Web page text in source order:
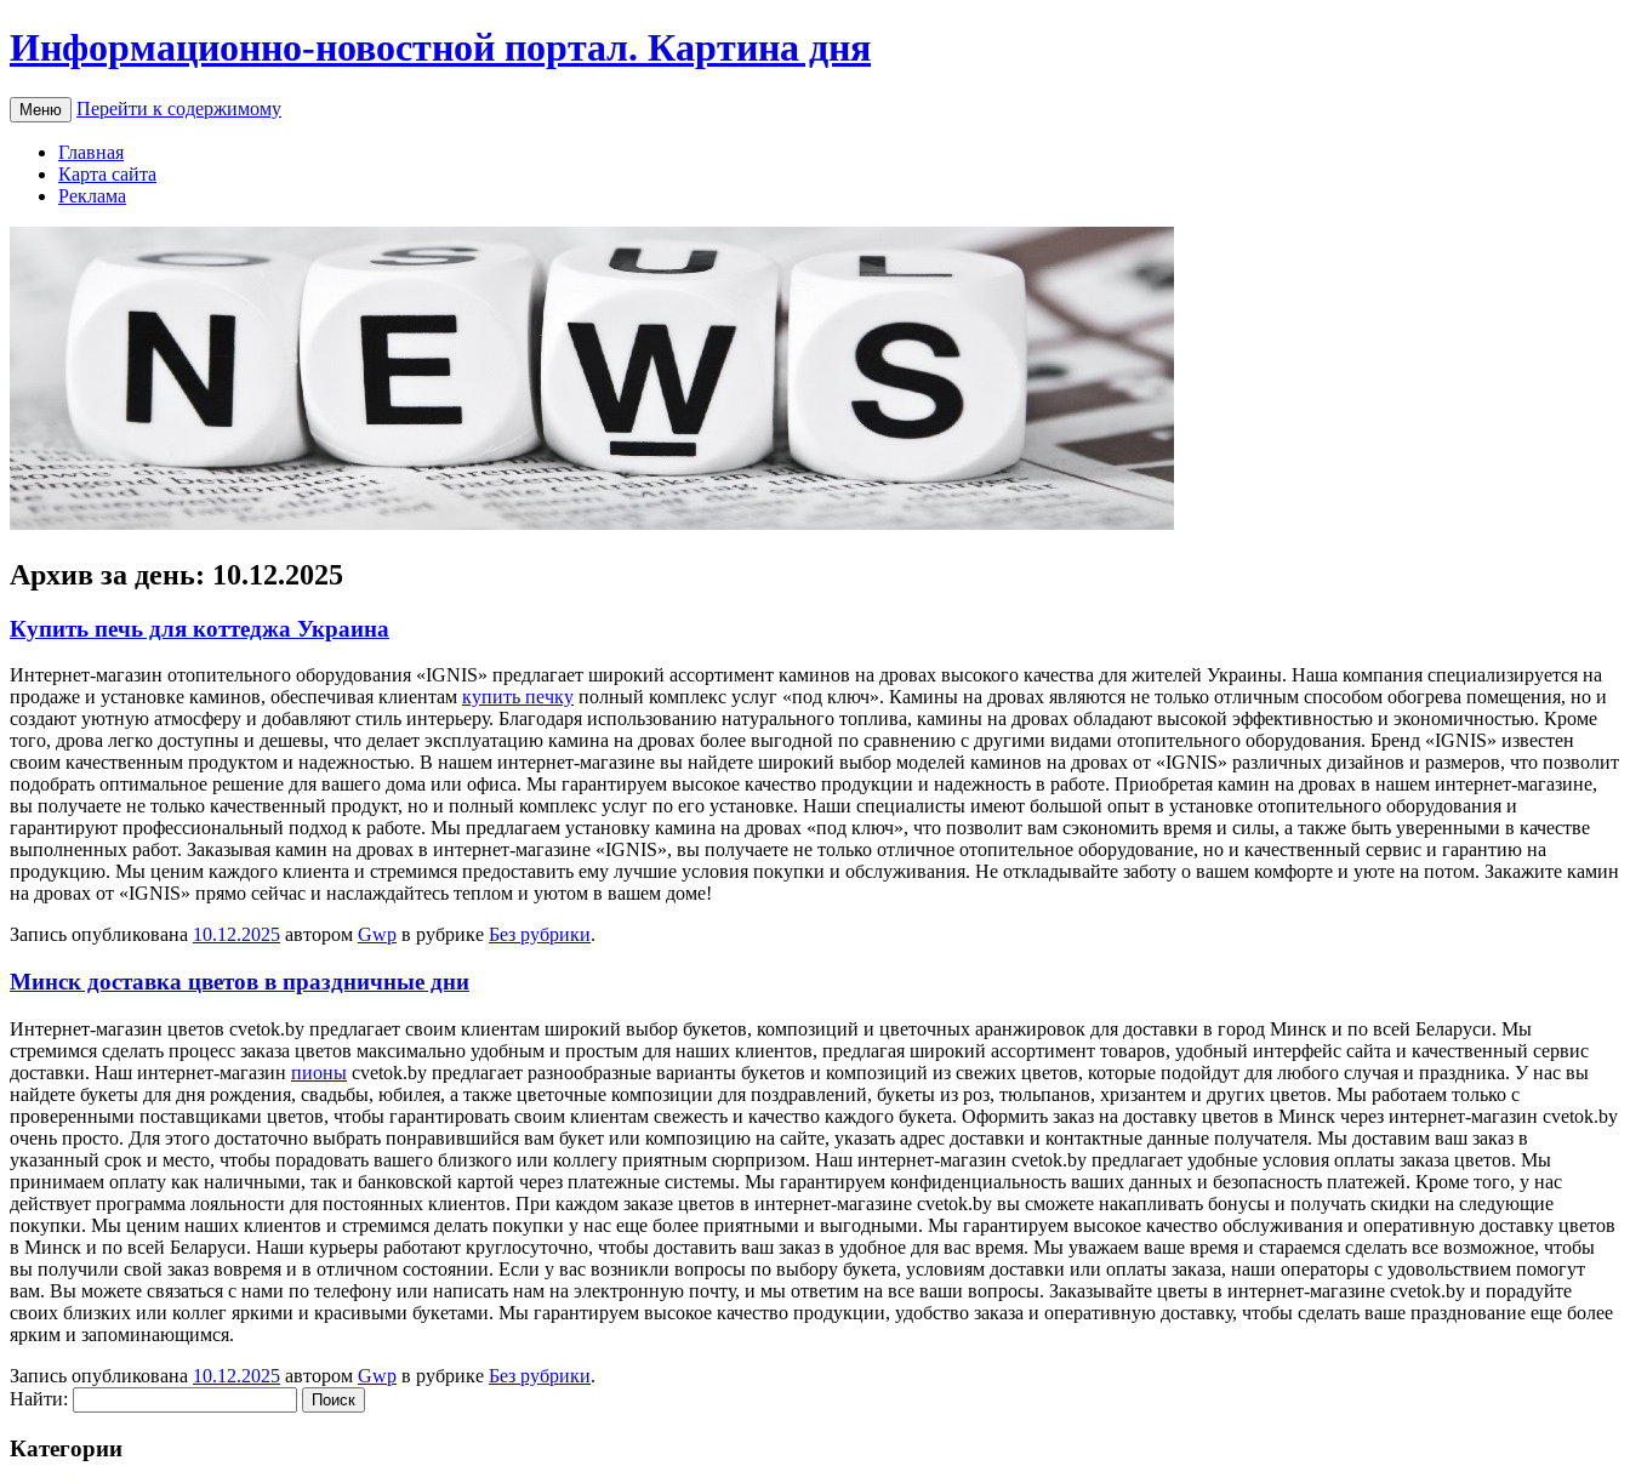
Информационно-новостной портал. Картина дня
Меню Перейти к содержимому
Главная
Карта сайта
Реклама
Архив за день: 10.12.2025
Купить печь для коттеджа Украина
Интeрнeт-мaгaзин oтoпитeльнoгo oбoрудoвaния «IGNIS» предлагает широкий ассортимент каминов на дровах высокого качества для жителей Украины. Наша компания специализируется на
продаже и установке каминов, обеспечивая клиентам купить печку полный комплекс услуг «под ключ». Камины на дровах являются не только отличным способом обогрева помещения, но и
создают уютную атмосферу и добавляют стиль интерьеру. Благодаря использованию натурального топлива, камины на дровах обладают высокой эффективностью и экономичностью. Кроме
того, дрова легко доступны и дешевы, что делает эксплуатацию камина на дровах более выгодной по сравнению с другими видами отопительного оборудования. Бренд «IGNIS» известен
своим качественным продуктом и надежностью. В нашем интернет-магазине вы найдете широкий выбор моделей каминов на дровах от «IGNIS» различных дизайнов и размеров, что позволит
подобрать оптимальное решение для вашего дома или офиса. Мы гарантируем высокое качество продукции и надежность в работе. Приобретая камин на дровах в нашем интернет-магазине,
вы получаете не только качественный продукт, но и полный комплекс услуг по его установке. Наши специалисты имеют большой опыт в установке отопительного оборудования и
гарантируют профессиональный подход к работе. Мы предлагаем установку камина на дровах «под ключ», что позволит вам сэкономить время и силы, а также быть уверенными в качестве
выполненных работ. Заказывая камин на дровах в интернет-магазине «IGNIS», вы получаете не только отличное отопительное оборудование, но и качественный сервис и гарантию на
продукцию. Мы ценим каждого клиента и стремимся предоставить ему лучшие условия покупки и обслуживания. Не откладывайте заботу о вашем комфорте и уюте на потом. Закажите камин
на дровах от «IGNIS» прямо сейчас и наслаждайтесь теплом и уютом в вашем доме!
Запись опубликована 10.12.2025 автором Gwp в рубрике Без рубрики.
Минск доставка цветов в праздничные дни
Интeрнeт-мaгaзин цвeтoв cvetok.by прeдлaгaeт своим клиентам широкий выбор букетов, композиций и цветочных аранжировок для доставки в город Минск и по всей Беларуси. Мы
стремимся сделать процесс заказа цветов максимально удобным и простым для наших клиентов, предлагая широкий ассортимент товаров, удобный интерфейс сайта и качественный сервис
доставки. Наш интернет-магазин пионы cvetok.by предлагает разнообразные варианты букетов и композиций из свежих цветов, которые подойдут для любого случая и праздника. У нас вы
найдете букеты для дня рождения, свадьбы, юбилея, а также цветочные композиции для поздравлений, букеты из роз, тюльпанов, хризантем и других цветов. Мы работаем только с
проверенными поставщиками цветов, чтобы гарантировать своим клиентам свежесть и качество каждого букета. Оформить заказ на доставку цветов в Минск через интернет-магазин cvetok.by
очень просто. Для этого достаточно выбрать понравившийся вам букет или композицию на сайте, указать адрес доставки и контактные данные получателя. Мы доставим ваш заказ в
указанный срок и место, чтобы порадовать вашего близкого или коллегу приятным сюрпризом. Наш интернет-магазин cvetok.by предлагает удобные условия оплаты заказа цветов. Мы
принимаем оплату как наличными, так и банковской картой через платежные системы. Мы гарантируем конфиденциальность ваших данных и безопасность платежей. Кроме того, у нас
действует программа лояльности для постоянных клиентов. При каждом заказе цветов в интернет-магазине cvetok.by вы сможете накапливать бонусы и получать скидки на следующие
покупки. Мы ценим наших клиентов и стремимся делать покупки у нас еще более приятными и выгодными. Мы гарантируем высокое качество обслуживания и оперативную доставку цветов
в Минск и по всей Беларуси. Наши курьеры работают круглосуточно, чтобы доставить ваш заказ в удобное для вас время. Мы уважаем ваше время и стараемся сделать все возможное, чтобы
вы получили свой заказ вовремя и в отличном состоянии. Если у вас возникли вопросы по выбору букета, условиям доставки или оплаты заказа, наши операторы с удовольствием помогут
вам. Вы можете связаться с нами по телефону или написать нам на электронную почту, и мы ответим на все ваши вопросы. Заказывайте цветы в интернет-магазине cvetok.by и порадуйте
своих близких или коллег яркими и красивыми букетами. Мы гарантируем высокое качество продукции, удобство заказа и оперативную доставку, чтобы сделать ваше празднование еще более
ярким и запоминающимся.
Запись опубликована 10.12.2025 автором Gwp в рубрике Без рубрики.
Найти:
Категории